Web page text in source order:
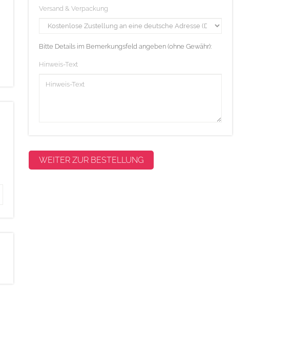
Versand & Verpackung
Bitte Details im Bemerkungsfeld angeben (ohne Gewähr):
Hinweis-Text